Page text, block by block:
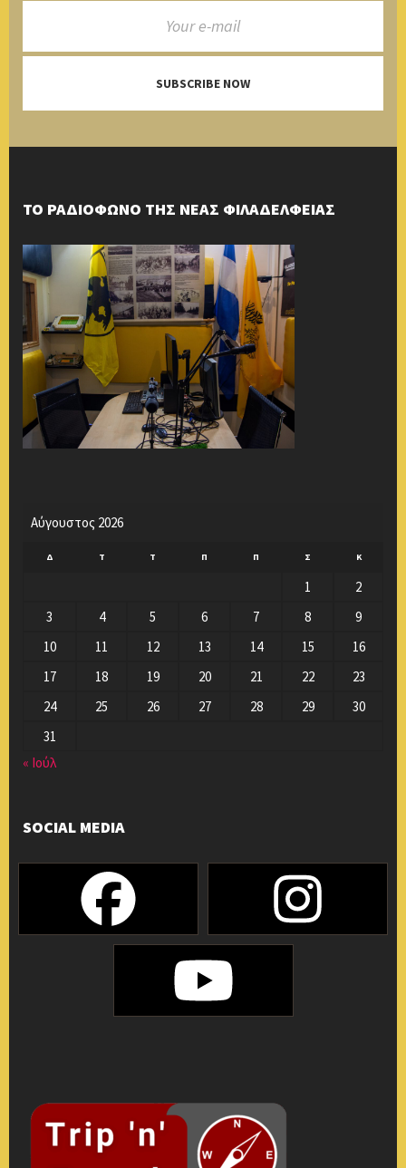
SUBSCRIBE NOW
ΤΟ ΡΑΔΙΟΦΩΝΟ ΤΗΣ ΝΕΑΣ ΦΙΛΑΔΕΛΦΕΙΑΣ
Αύγουστος 2026
Δ Τ Τ Π Π Σ Κ
1
2
3
4 5 6 7 8
9
10
11 12 13 14 15
16
17
18 19 20 21 22
23
24
25 26 27 28 29
30
31
« Ιούλ
SOCIAL MEDIA